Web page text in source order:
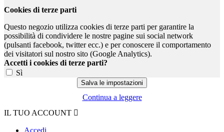
Cookies di terze parti
Questo negozio utilizza cookies di terze parti per garantire la
possibilità di condividere le nostre pagine sui social network
(pulsanti facebook, twitter ecc.) e per conoscere il comportamento
dei visitatori sul nostro sito (Google Analytics).
Accetti i cookies di terze parti?
Sì
Continua a leggere
IL TUO ACCOUNT 
Accedi